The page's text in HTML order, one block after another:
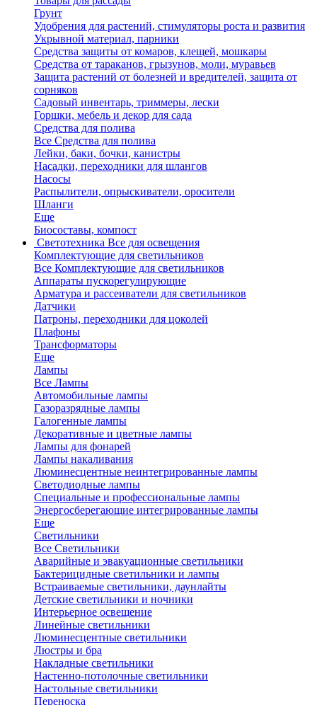
Грунт
Удобрения для растений, стимуляторы роста и развития
Укрывной материал, парники
Средства защиты от комаров, клещей, мошкары
Средства от тараканов, грызунов, моли, муравьев
Защита растений от болезней и вредителей, защита от
сорняков
Садовый инвентарь, триммеры, лески
Горшки, мебель и декор для сада
Средства для полива
Все Средства для полива
Лейки, баки, бочки, канистры
Насадки, переходники для шлангов
Насосы
Распылители, опрыскиватели, оросители
Шланги
Еще
Биосоставы, компост
Светотехника Все для освещения
Комплектующие для светильников
Все Комплектующие для светильников
Аппараты пускорегулирующие
Арматура и рассеиватели для светильников
Датчики
Патроны, переходники для цоколей
Плафоны
Трансформаторы
Еще
Лампы
Все Лампы
Автомобильные лампы
Газоразрядные лампы
Галогенные лампы
Декоративные и цветные лампы
Лампы для фонарей
Лампы накаливания
Люминесцентные неинтегрированные лампы
Светодиодные лампы
Специальные и профессиональные лампы
Энергосберегающие интегрированные лампы
Еще
Светильники
Все Светильники
Аварийные и эвакуационные светильники
Бактерицидные светильники и лампы
Встраиваемые светильники, даунлайты
Детские светильники и ночники
Интерьерное освещение
Линейные светильники
Люминесцентные светильники
Люстры и бра
Накладные светильники
Настенно-потолочные светильники
Настольные светильники
Переноска